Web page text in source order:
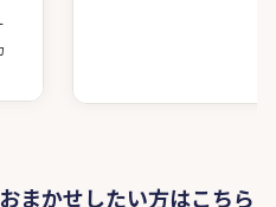
まかせしたい方はこちら